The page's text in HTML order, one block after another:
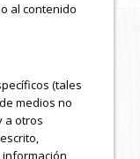
al contenido
(tales
medios no
a otros